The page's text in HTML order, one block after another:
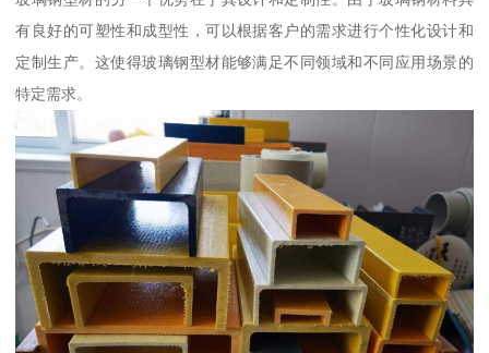
有良好的可塑性和成型性，可以根据客户的需求进行个性化设计和
定制生产。这使得玻璃钢型材能够满足不同领域和不同应用场景的
特定需求。